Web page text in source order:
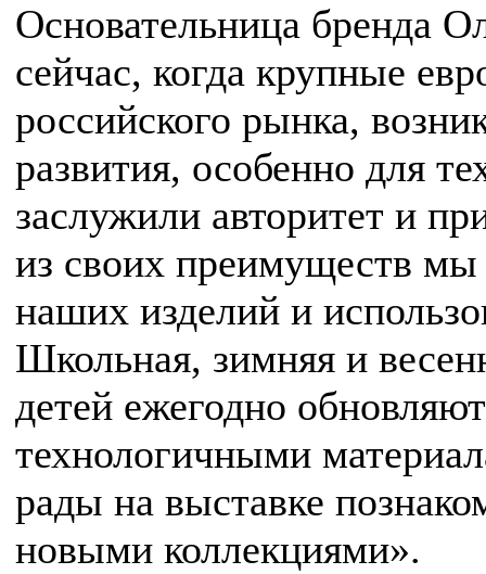
Основательница бренда
сейчас, когда крупные
российского рынка,
развития, особенно для
заслужили авторитет и
из своих преимуществ мы
наших изделий и
Школьная, зимняя и
детей ежегодно
технологичными
рады на выставке
новыми коллекциями».